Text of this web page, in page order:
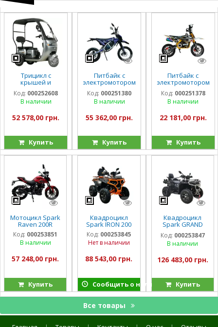
Трицикл с
крышей и
электромотором
Spark Guard
1200w
Код: 000252608
В наличии
52 578,00 грн.
Купить
Питбайк с
электромотором
Spark Nova
1500w
Код: 000251380
В наличии
55 362,00 грн.
Купить
Питбайк с
электромотором
Spark Buddy
1000w
Код: 000251378
В наличии
22 181,00 грн.
Купить
Мотоцикл Spark
Raven 200R
Код: 000253851
В наличии
57 248,00 грн.
Купить
Квадроцикл
Spark IRON 200
Код: 000253845
Нет в наличии
88 543,00 грн.
Сообщить о наличии
Квадроцикл
Spark GRAND
250SE
Код: 000253847
В наличии
126 483,00 грн.
Купить
Все товары